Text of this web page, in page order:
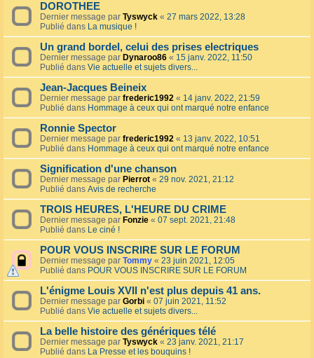
DOROTHEE
Dernier message par Tyswyck « 27 mars 2022, 13:28
Publié dans La musique !
Un grand bordel, celui des prises electriques
Dernier message par Dynaroo86 « 15 janv. 2022, 11:50
Publié dans Vie actuelle et sujets divers...
Jean-Jacques Beineix
Dernier message par frederic1992 « 14 janv. 2022, 21:59
Publié dans Hommage à ceux qui ont marqué notre enfance
Ronnie Spector
Dernier message par frederic1992 « 13 janv. 2022, 10:51
Publié dans Hommage à ceux qui ont marqué notre enfance
Signification d'une chanson
Dernier message par Pierrot « 29 nov. 2021, 21:12
Publié dans Avis de recherche
TROIS HEURES, L'HEURE DU CRIME
Dernier message par Fonzie « 07 sept. 2021, 21:48
Publié dans Le ciné !
POUR VOUS INSCRIRE SUR LE FORUM
Dernier message par Tommy « 23 juin 2021, 12:05
Publié dans POUR VOUS INSCRIRE SUR LE FORUM
L'énigme Louis XVII n'est plus depuis 41 ans.
Dernier message par Gorbi « 07 juin 2021, 11:52
Publié dans Vie actuelle et sujets divers...
La belle histoire des génériques télé
Dernier message par Tyswyck « 23 janv. 2021, 21:17
Publié dans La Presse et les bouquins !